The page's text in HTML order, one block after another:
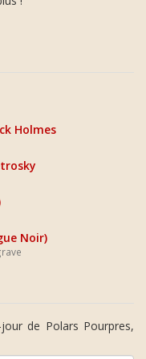
Holmes
Noir)
de Polars Pourpres,